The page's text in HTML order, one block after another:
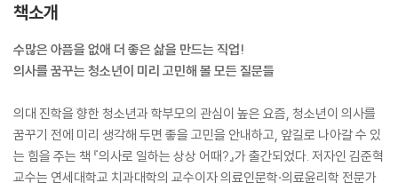
책소개
수많은 아픔을 없애 더 좋은 삶을 만드는 직업!
의사를 꿈꾸는 청소년이 미리 고민해 볼 모든 질문들
의대 진학을 향한 청소년과 학부모의 관심이 높은 요즘, 청소년이 의사를
꿈꾸기 전에 미리 생각해 두면 좋을 고민을 안내하고, 앞길로 나아갈 수 있
는 힘을 주는 책 『의사로 일하는 상상 어때?』가 출간되었다. 저자인 김준혁
교수는 연세대학교 치과대학의 교수이자 의료인문학·의료윤리학 전문가